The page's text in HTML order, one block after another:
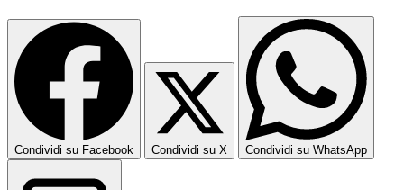
Condividi su Facebook Condividi su X Condividi su WhatsApp